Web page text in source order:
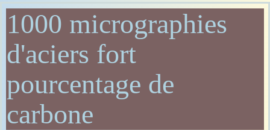
contenu
principal
1000 micrographies
d'aciers fort
pourcentage de
carbone